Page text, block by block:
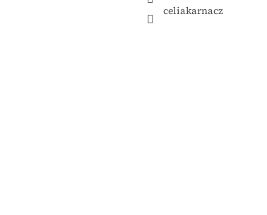
celiakarnacz